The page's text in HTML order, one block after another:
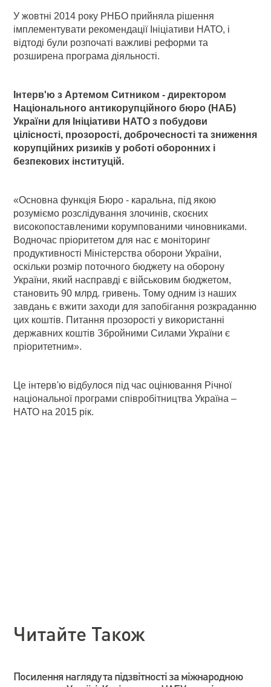
У жовтні 2014 року РНБО прийняла рішення
імплементувати рекомендації Ініціативи НАТО, і
відтоді були розпочаті важливі реформи та
розширена програма діяльності.
Інтерв'ю з Артемом Ситником - директором
Національного антикорупційного бюро (НАБ)
України для Ініціативи НАТО з побудови
цілісності, прозорості, доброчесності та зниження
корупційних ризиків у роботі оборонних і
безпекових інституцій.
«Основна функція Бюро - каральна, під якою
розуміємо розслідування злочинів, скоєних
високопоставленими корумпованими чиновниками.
Водночас пріоритетом для нас є моніторинг
продуктивності Міністерства оборони України,
оскільки розмір поточного бюджету на оборону
України, який насправді є військовим бюджетом,
становить 90 млрд. гривень. Тому одним із наших
завдань є вжити заходи для запобігання розкраданню
цих коштів. Питання прозорості у використанні
державних коштів Збройними Силами України є
пріоритетним».
Це інтерв'ю відбулося під час оцінювання Річної
національної програми співробітництва Україна –
НАТО на 2015 рік.
Читайте Також
Посилення нагляду та підзвітності за міжнародною